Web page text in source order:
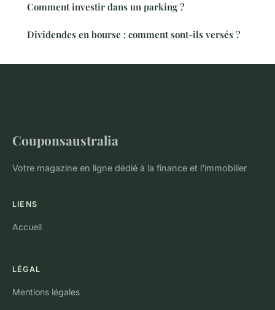
Comment investir dans un parking ?
Dividendes en bourse : comment sont-ils versés ?
Couponsaustralia
Votre magazine en ligne dédié à la finance et l'immobilier
LIENS
Accueil
LÉGAL
Mentions légales